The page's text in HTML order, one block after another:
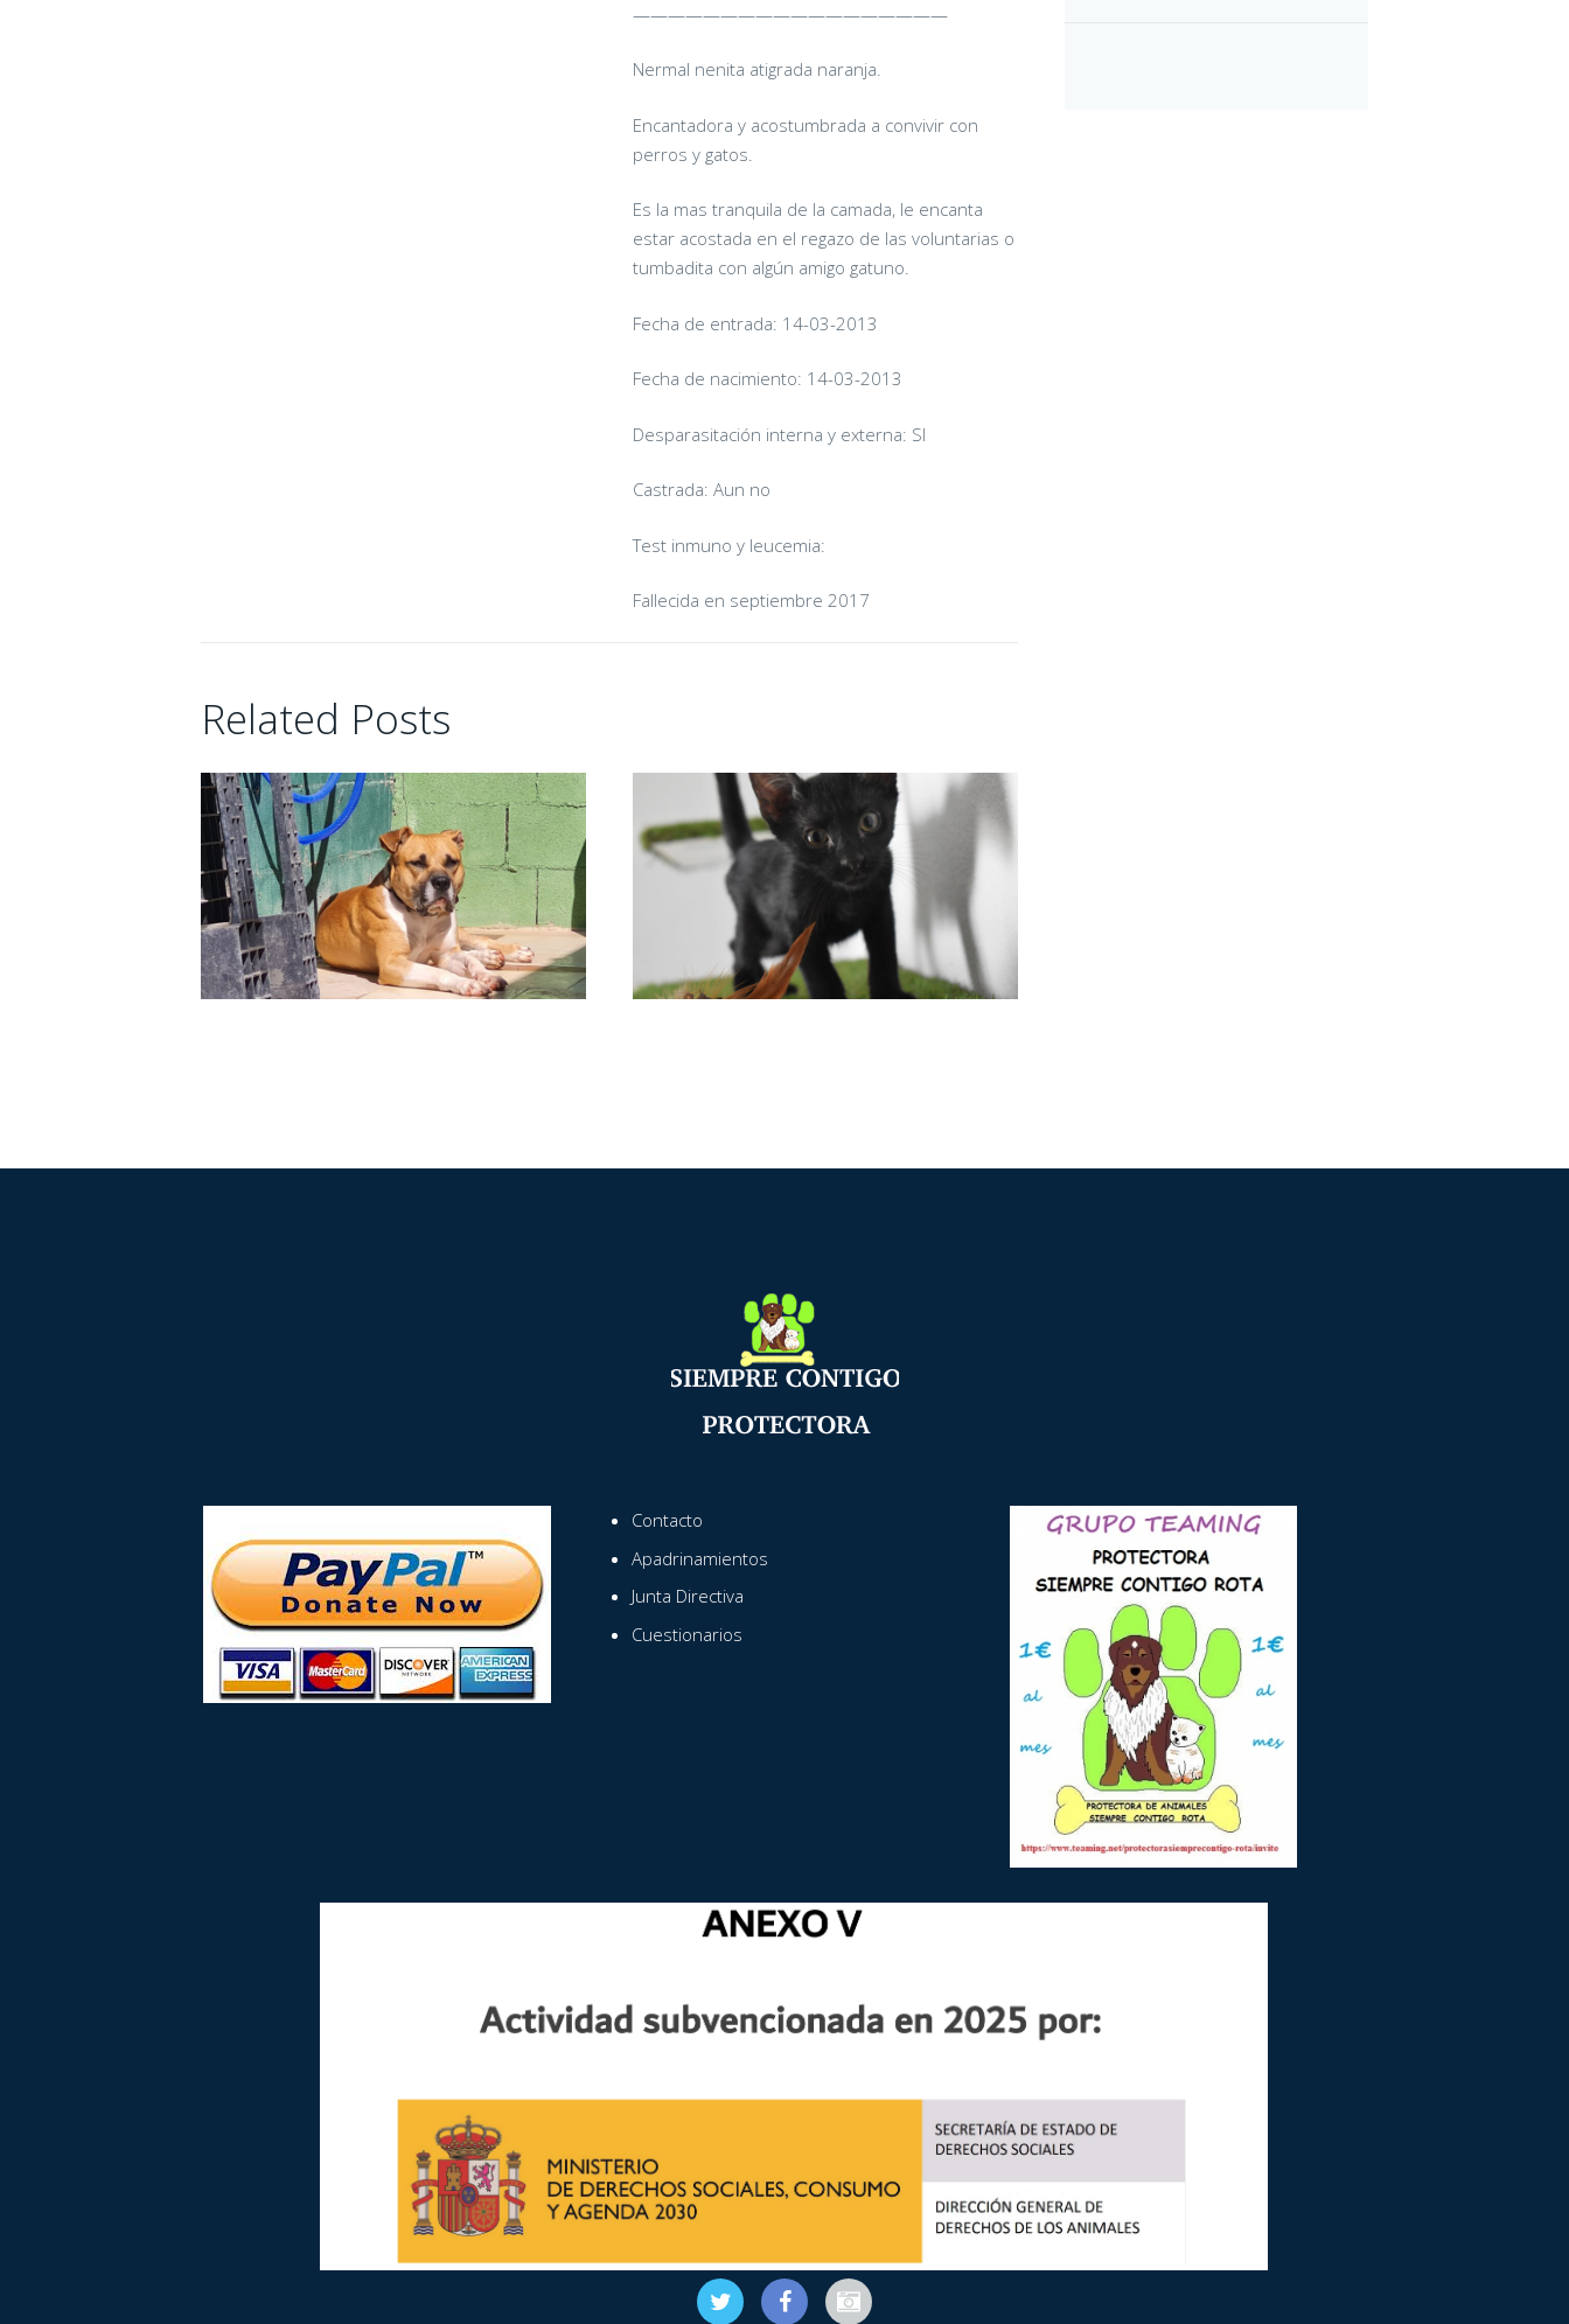
——————————————————
Nermal nenita atigrada naranja.
Encantadora y acostumbrada a convivir con
perros y gatos.
Es la mas tranquila de la camada, le encanta
estar acostada en el regazo de las voluntarias o
tumbadita con algún amigo gatuno.
Fecha de entrada: 14-03-2013
Fecha de nacimiento: 14-03-2013
Desparasitación interna y externa: SI
Castrada: Aun no
Test inmuno y leucemia:
Fallecida en septiembre 2017
Related Posts
Assam
Contacto
Apadrinamientos
Junta Directiva
Cuestionarios